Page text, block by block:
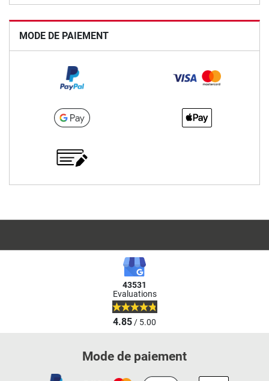
MODE DE PAIEMENT
43531
Evaluations
4.85/ 5.00
Mode de paiement